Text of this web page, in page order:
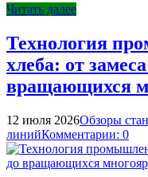
Читать далее
Технология
хлеба: от
вращающихся
12 июля 2026Обзоры
линийКомментарии: 0